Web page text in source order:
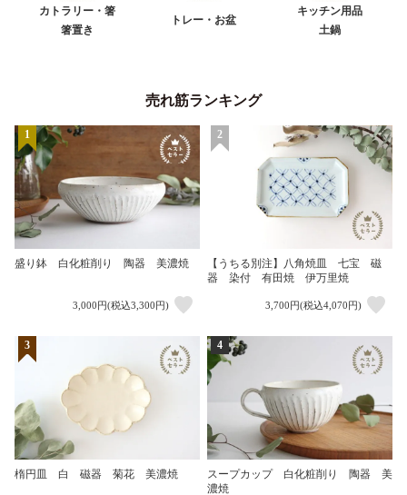
カトラリー・箸
箸置き
トレー・お盆
キッチン用品
土鍋
売れ筋ランキング
1
盛り鉢 白化粧削り 陶器 美濃焼
3,000円(税込3,300円)
2
【うちる別注】八角焼皿 七宝 磁
器 染付 有田焼 伊万里焼
3,700円(税込4,070円)
3
楕円皿 白 磁器 菊花 美濃焼
4
スープカップ 白化粧削り 陶器 美
濃焼